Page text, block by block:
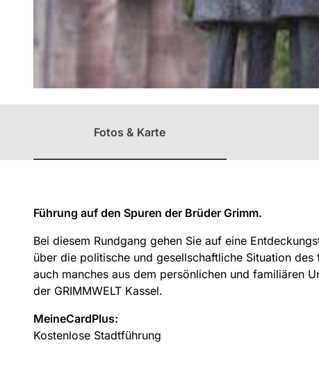
en
Fotos & Karte
Führung auf den Spuren der Brüder Grimm.
Bei diesem Rundgang gehen Sie auf eine
über die politische und gesellschaftliche Situation
auch manches aus dem persönlichen und familiären
der GRIMMWELT Kassel.
MeineCardPlus:
Kostenlose Stadtführung